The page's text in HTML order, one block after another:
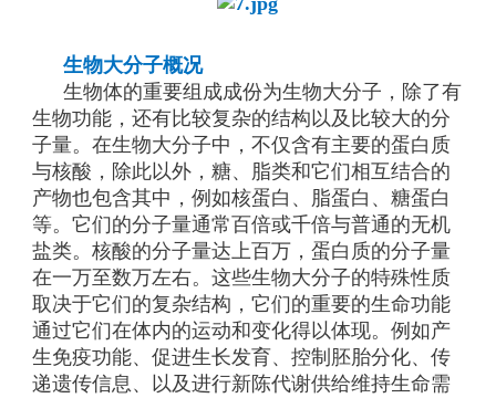
生物大分子概况
生物体的重要组成成份为生物大分子，除了有
生物功能，还有比较复杂的结构以及比较大的分
子量。在生物大分子中，不仅含有主要的蛋白质
与核酸，除此以外，糖、脂类和它们相互结合的
产物也包含其中，例如核蛋白、脂蛋白、糖蛋白
等。它们的分子量通常百倍或千倍与普通的无机
盐类。核酸的分子量达上百万，蛋白质的分子量
在一万至数万左右。这些生物大分子的特殊性质
取决于它们的复杂结构，它们的重要的生命功能
通过它们在体内的运动和变化得以体现。例如产
生免疫功能、促进生长发育、控制胚胎分化、传
递遗传信息、以及进行新陈代谢供给维持生命需